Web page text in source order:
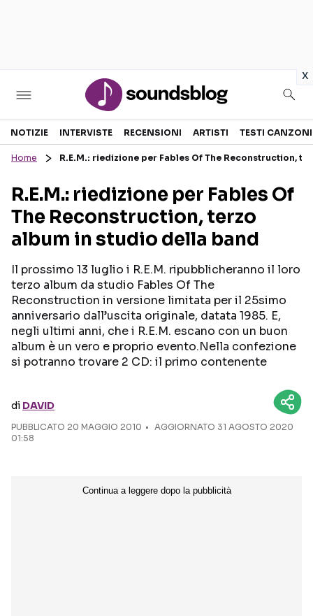
x
Sezioni
RECENSIONI MUSICALI
INTERVISTE
GOSSIP E CURIOSITÀ
TESTI CANZONI
TOUR ED EVENTI
TALENT SHOW
Seguici sui social
NOTIZIE INTERVISTE RECENSIONI ARTISTI TESTI CANZONI
Home R.E.M.: riedizione per Fables Of The Reconstruction,
R.E.M.: riedizione per Fables Of
The Reconstruction, terzo
album in studio della band
Il prossimo 13 luglio i R.E.M. ripubblicheranno il loro
terzo album da studio Fables Of The
Reconstruction in versione limitata per il 25simo
anniversario dall’uscita originale, datata 1985. E,
negli ultimi anni, che i R.E.M. escano con un buon
album è un vero e proprio evento.Nella confezione
si potranno trovare 2 CD: il primo contenente
di DAVID
PUBBLICATO 20 MAGGIO 2010
AGGIORNATO 31 AGOSTO 2020
01:58